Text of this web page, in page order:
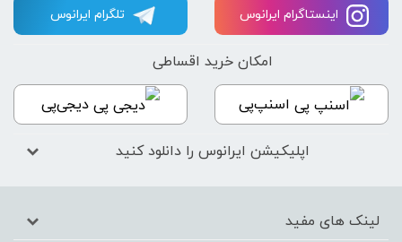
تلگرام ایرانوس اینستاگرام ایرانوس
امکان خرید اقساطی
اسنپ‌پی دیجی‌پی
اپلیکیشن ایرانوس را دانلود کنید
لینک های مفید